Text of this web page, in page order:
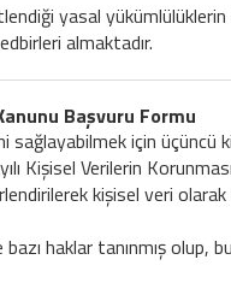
yasal
almaktadır.
Başvuru Formu
sağlayabilmek için
Kişisel Verilerin
kişisel veri
haklar tanınmış olup,